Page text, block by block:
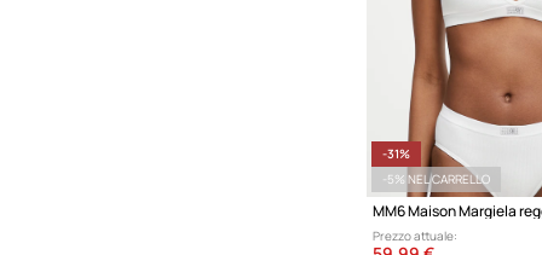
-31%
-5% NEL CARRELLO
MM6 Maison Margiela
Prezzo attuale: